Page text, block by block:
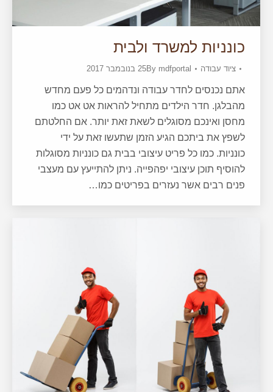
כונניות למשרד ולבית
ציוד עבודה By mdfportal 25 בנובמבר 2017
אתם נכנסים לחדר עבודה ונדהמים כל פעם מחדש
מהבלגן. חדר הילדים מתחיל להראות אט אט כמו
מחסן ואינכם מסוגלים לשאת זאת יותר. אם החלטתם
לשפץ את ביתכם הגיע הזמן שתעשו זאת על ידי
כונניות. כמו כל פריט עיצובי בבית גם כונניות מסוגלות
להוסיף תוכן עיצובי יפהפייה. ניתן להתייעץ עם מעצבי
פנים רבים אשר נעזרים בפריטים כמו…